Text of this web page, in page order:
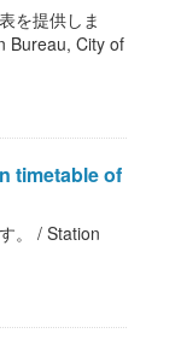
を提供しま
Bureau, City of
timetable of
。 / Station